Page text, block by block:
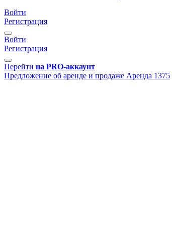
Войти
Регистрация
Войти
Регистрация
Перейти на PRO-аккаунт
Предложение об аренде и продаже Аренда 1375